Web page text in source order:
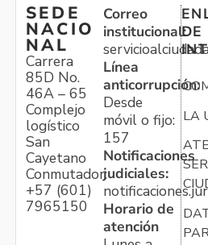
SEDE
NACIO
NAL
Carrera
85D No.
46A – 65
Complejo
logístico
San
Cayetano
Conmutador:
+57 (601)
7965150
Correo
institucional:
Línea
anticorrupción:
Desde
móvil o fijo:
157
Notificaciones
judiciales:
Horario de
atención
DE
LA